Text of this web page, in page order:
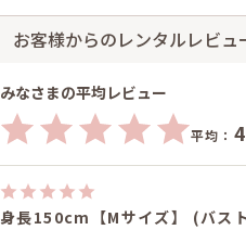
お客様からのレンタルレビュ
みなさまの平均レビュー
平均：
身長150cm【Mサイズ】 (バス